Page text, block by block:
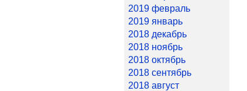
2019 февраль
2019 январь
2018 декабрь
2018 ноябрь
2018 октябрь
2018 сентябрь
2018 август